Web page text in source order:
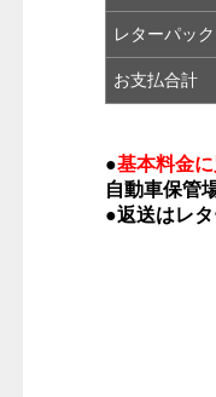
レターパッ
お支払合計
●基本料金に
自動車保管
●返送はレ